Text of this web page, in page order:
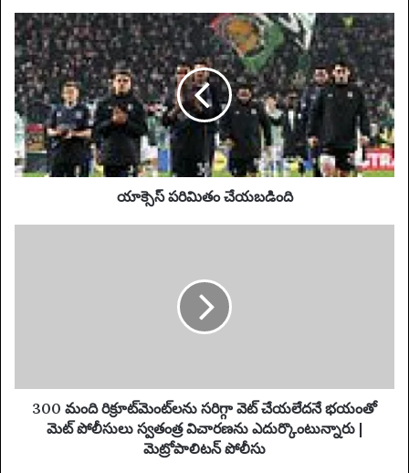
u
r
E
m
a
i
l
a
d
యా
క్సె
స్
ప
రి
మి
తం
చే
య
యాక్సెస్ పరిమితం చేయబడింది
మెం
300 మంది రిక్రూట్‌మెంట్‌లను సరిగ్గా వెట్ చేయలేదనే భయంతో
మెట్ పోలీసులు స్వతంత్ర విచారణను ఎదుర్కొంటున్నారు |
మెట్రోపాలిటన్ పోలీసు